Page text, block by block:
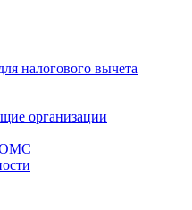
налогового вычета
организации
ОМС